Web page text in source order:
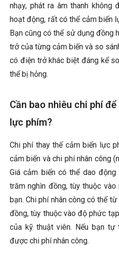
nhạy, phát ra âm thanh không
hoạt động, rất có thể cảm biến
Bạn cũng có thể sử dụng đồng
trở của từng cảm biến và so
có điện trở khác biệt đáng kể
thể bị hỏng.
Cần bao nhiêu chi phí
lực phím?
Chi phí thay thế cảm biến lực
cảm biến và chi phí nhân công
Giá cảm biến có thể dao
trăm nghìn đồng, tùy thuộc
bạn. Chi phí nhân công có thể
đồng, tùy thuộc vào độ phức
của kỹ thuật viên. Nếu bạn tự
được chi phí nhân công.